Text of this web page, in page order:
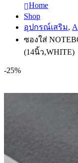
Home
Shop
อุปกรณ์เสริม,
ซองใส่
(14นิ้ว,WHITE)
-25%